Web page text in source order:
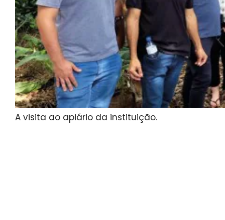
A visita ao apiário da instituição.